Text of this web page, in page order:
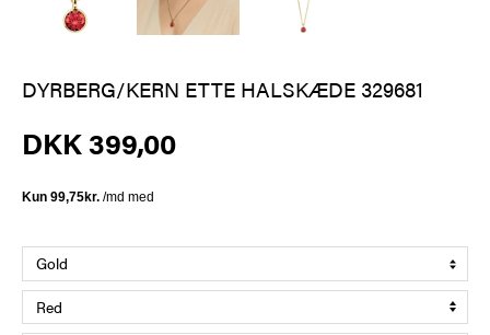
DYRBERG/KERN ETTE HALSKÆDE 329681
DKK 399,00